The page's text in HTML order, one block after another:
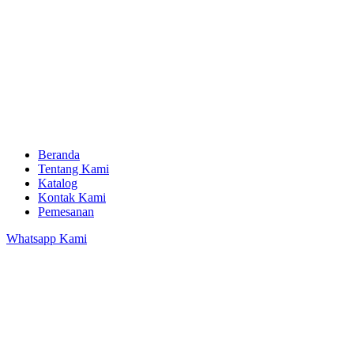
Beranda
Tentang Kami
Katalog
Kontak Kami
Pemesanan
Whatsapp Kami